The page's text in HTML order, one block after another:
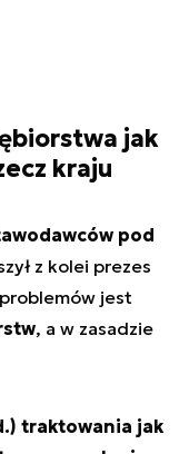
jak
kraju
pod
z kolei prezes
jest
, a w zasadzie
traktowania jak